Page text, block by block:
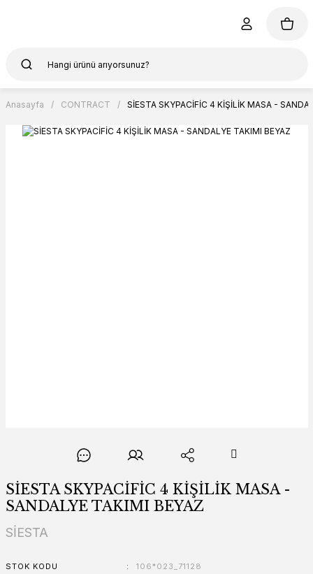
Anasayfa CONTRACT SİESTA SKYPACİFİC 4 KİŞİLİK MASA -
SİESTA SKYPACİFİC 4 KİŞİLİK MASA -
SANDALYE TAKIMI BEYAZ
SİESTA
STOK KODU
106*023_71128